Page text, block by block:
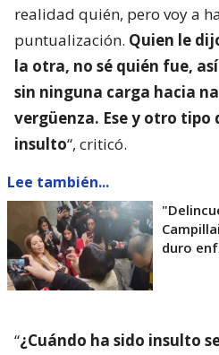
realidad quién, pero voy a
puntualización. Quien le
la otra, no sé quién fue,
sin ninguna carga hacia
vergüenza. Ese y otro tipo
insulto“, criticó.
Lee también...
duro
“¿Cuándo ha sido insulto